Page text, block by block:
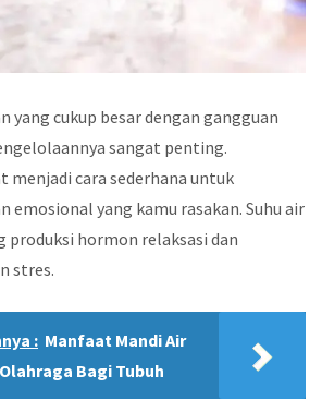
yang cukup besar dengan gangguan
sangat penting.
menjadi cara sederhana untuk
emosional yang kamu rasakan. Suhu air
produksi hormon relaksasi dan
stres.
: Manfaat Mandi Air
Bagi Tubuh